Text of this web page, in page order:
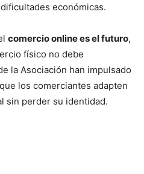
económicas.
comercio online es el futuro,
físico no debe
la Asociación han impulsado
los comerciantes adapten
sin perder su identidad.